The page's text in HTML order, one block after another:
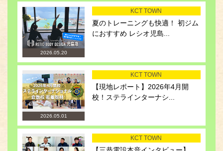
2026.05.20
KCT TOWN
夏のトレーニングも快適！ 初ジム
におすすめ レシオ児島...
2026.05.01
KCT TOWN
【現地レポート】2026年4月開
校！ステラインターナシ...
KCT TOWN